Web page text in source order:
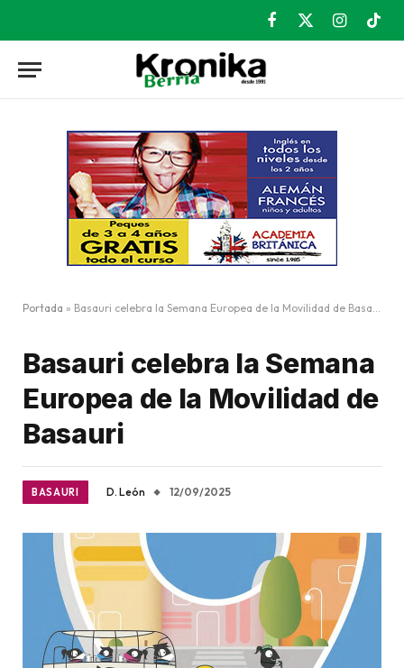
Facebook
X
Instagram
Portada » Basauri celebra la Semana Europea de la Movilidad de Basauri
Basauri celebra la Semana
Europea de la Movilidad de
Basauri
BASAURI D. León 12/09/2025